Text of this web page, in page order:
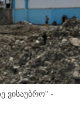
ვისაუბრო'' -